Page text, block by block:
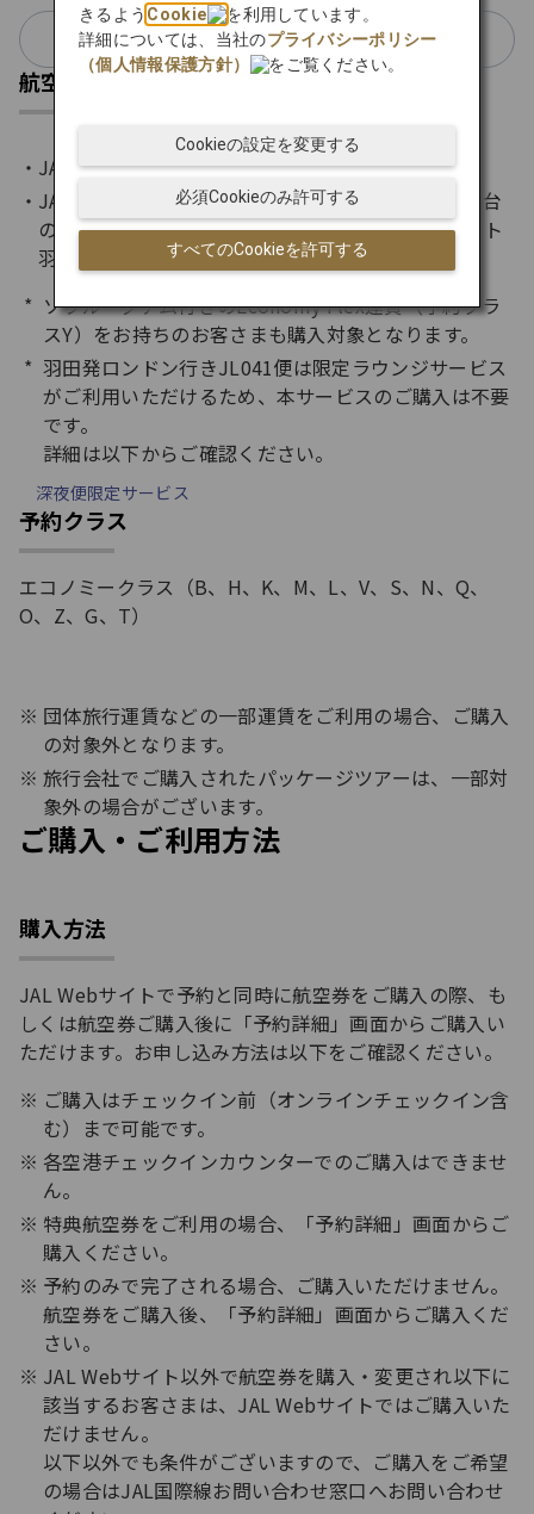
会員ステイタス別ご利用基準
航空券・路線
JAL国際線航空券*（131で始まる航空券）
JALが運航するJAL便名の国際線定期便（JL8000番台
の運航便を除く）で、以下の空港を出発するフライト​​​
羽田、成田、中部、ホノルル、バンコク
ソウル・グアム行きのEconomy Flex運賃（予約クラ
スY）をお持ちのお客さまも購入対象となります。
羽田発ロンドン行きJL041便は限定ラウンジサービス
がご利用いただけるため、本サービスのご購入は不要
です。
詳細は以下からご確認ください。
深夜便限定サービス
予約クラス
エコノミークラス（B、H、K、M、L、V、S、N、Q、
O、Z、G、T）
団体旅行運賃などの一部運賃をご利用の場合、ご購入
の対象外となります。
旅行会社でご購入されたパッケージツアーは、一部対
象外の場合がございます。
ご購入・ご利用方法
購入方法
JAL Webサイトで予約と同時に航空券をご購入の際、も
しくは航空券ご購入後に「予約詳細」画面からご購入い
ただけます。お申し込み方法は以下をご確認ください。
ご購入はチェックイン前（オンラインチェックイン含
む）まで可能です。
各空港チェックインカウンターでのご購入はできませ
ん。
特典航空券をご利用の場合、「予約詳細」画面からご
購入ください。
予約のみで完了される場合、ご購入いただけません。
航空券をご購入後、「予約詳細」画面からご購入くだ
さい。
JAL Webサイト以外で航空券を購入・変更され以下に
該当するお客さまは、JAL Webサイトではご購入いた
だけません。
以下以外でも条件がございますので、ご購入をご希望
の場合はJAL国際線お問い合わせ窓口へお問い合わせ
きるようCookie
を利用しています。
詳細については、当社のプライバシーポリシー
（個人情報保護方針）
をご覧ください。
すべてのCookieを許可する
必須Cookieのみ許可する
Cookieの設定を変更する